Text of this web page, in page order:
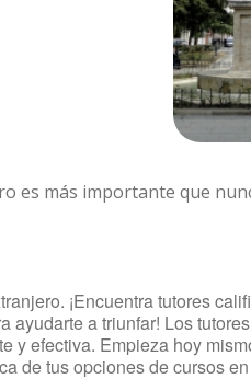
es más importante que
¡Encuentra tutores
ayudarte a triunfar! Los
y efectiva. Empieza hoy
de tus opciones de cursos